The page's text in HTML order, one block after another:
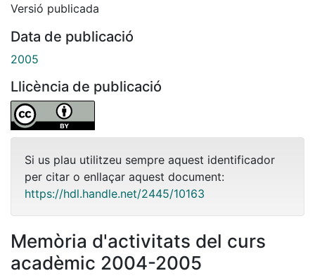
Versió publicada
Data de publicació
2005
Llicència de publicació
Si us plau utilitzeu sempre aquest identificador
per citar o enllaçar aquest document:
https://hdl.handle.net/2445/10163
Memòria d'activitats del curs
acadèmic 2004-2005